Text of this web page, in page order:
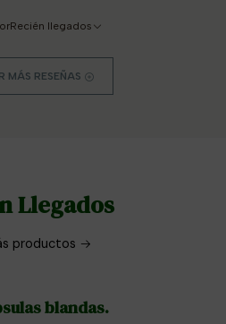
Recién llegados
MÁS RESEÑAS
Llegados
productos
blandas.